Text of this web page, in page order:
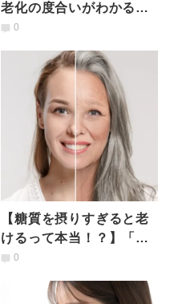
老化の度合いがわかる
【片足立ち】60代は30秒
0
【糖質を摂りすぎると老
けるって本当！？】「老
化を防ぐ食べ方」につい
0